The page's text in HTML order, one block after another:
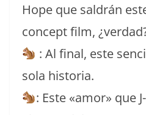
Hope que saldrán
concept film,
: Al final, este
sola historia.
: Este «amor» que